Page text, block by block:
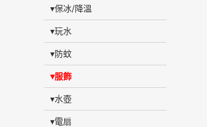
▾保冰/降溫
▾玩水
▾防蚊
▾服飾
▾水壺
▾電扇